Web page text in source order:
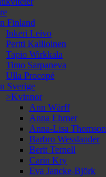
Finland
Inkeri Leivo
Pertti Kallioinen
Tapio Wirkkala
Timo Sarpaneva
Ulla Procopé
Sverige
>Kvinnor
Ann Wärff
Anna Ehrner
Anna-Lisa Thomson
Barbro Wesslander
Berit Ternell
Carin Kry
Eva Jancke-Björk